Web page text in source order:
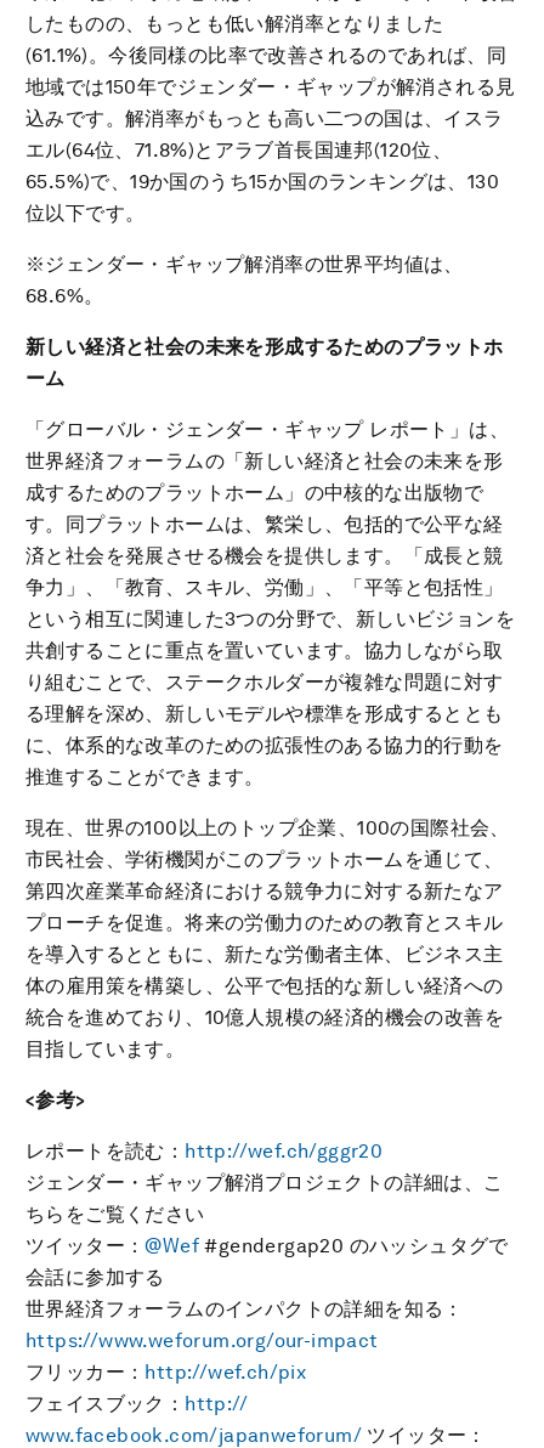
したものの、もっとも低い解消率となりました
(61.1%)。今後同様の比率で改善されるのであれば、同
地域では150年でジェンダー・ギャップが解消される見
込みです。解消率がもっとも高い二つの国は、イスラ
エル(64位、71.8%)とアラブ首長国連邦(120位、
65.5%)で、19か国のうち15か国のランキングは、130
位以下です。
※ジェンダー・ギャップ解消率の世界平均値は、
68.6%。
新しい経済と社会の未来を形成するためのプラットホ
ーム
「グローバル・ジェンダー・ギャップ レポート」は、
世界経済フォーラムの「新しい経済と社会の未来を形
成するためのプラットホーム」の中核的な出版物で
す。同プラットホームは、繁栄し、包括的で公平な経
済と社会を発展させる機会を提供します。「成長と競
争力」、「教育、スキル、労働」、「平等と包括性」
という相互に関連した3つの分野で、新しいビジョンを
共創することに重点を置いています。協力しながら取
り組むことで、ステークホルダーが複雑な問題に対す
る理解を深め、新しいモデルや標準を形成するととも
に、体系的な改革のための拡張性のある協力的行動を
推進することができます。
現在、世界の100以上のトップ企業、100の国際社会、
市民社会、学術機関がこのプラットホームを通じて、
第四次産業革命経済における競争力に対する新たなア
プローチを促進。将来の労働力のための教育とスキル
を導入するとともに、新たな労働者主体、ビジネス主
体の雇用策を構築し、公平で包括的な新しい経済への
統合を進めており、10億人規模の経済的機会の改善を
目指しています。
<参考>
レポートを読む： http://wef.ch/gggr20
ジェンダー・ギャップ解消プロジェクトの詳細は、こ
ちらをご覧ください
ツイッター：@Wef #gendergap20 のハッシュタグで
会話に参加する
世界経済フォーラムのインパクトの詳細を知る：
https://www.weforum.org/our-impact
フリッカー： http://wef.ch/pix
フェイスブック： http://
www.facebook.com/japanweforum/ ツイッター：